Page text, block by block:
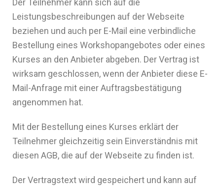
Der Teilnehmer kann sich auf die
Leistungsbeschreibungen auf der Webseite
beziehen und auch per E-Mail eine verbindliche
Bestellung eines Workshopangebotes oder eines
Kurses an den Anbieter abgeben. Der Vertrag ist
wirksam geschlossen, wenn der Anbieter diese E-
Mail-Anfrage mit einer Auftragsbestätigung
angenommen hat.
Mit der Bestellung eines Kurses erklärt der
Teilnehmer gleichzeitig sein Einverständnis mit
diesen AGB, die auf der Webseite zu finden ist.
Der Vertragstext wird gespeichert und kann auf